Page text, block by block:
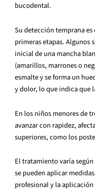
bucodental.
Su detección temprana
primeras etapas. Algunos
inicial de una mancha
(amarillos, marrones o
esmalte y se forma un
y dolor, lo que indica que
En los niños menores de
avanzar con rapidez,
superiores, como los
El tratamiento varía
se pueden aplicar
profesional y la